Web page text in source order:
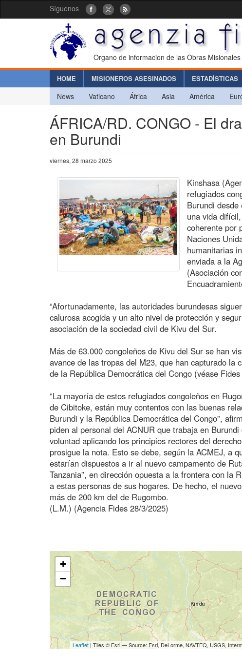
Síguenos
Organo de informacion de las Obras
HOME MISIONEROS ASESINADOS ESTADÍSTICAS
News Vaticano África Asia América
ÁFRICA/RD. CONGO - El
en Burundi
viernes, 28 marzo 2025
Kinshasa
refugiados
Burundi
una vida
coherente por
Naciones
humanitarias
enviada a la
(Asociación
“Afortunadamente, las autoridades burundesas
calurosa acogida y un alto nivel de protección y
asociación de la sociedad civil de Kivu del Sur.
Más de 63.000 congoleños de Kivu del Sur se han
avance de las tropas del M23, que han capturado la
de la República Democrática del Congo (véase
“La mayoría de estos refugiados congoleños en
de Cibitoke, están muy contentos con las buenas
Burundi y la República Democrática del Congo”,
piden al personal del ACNUR que trabaja en
voluntad aplicando los principios rectores del
prosigue la nota. Esto se debe, según la ACMEJ, a
estarían dispuestos a ir al nuevo campamento de
Tanzania”, en dirección opuesta a la frontera con la
a estas personas de sus hogares. De hecho, el
más de 200 km del de Rugombo.
(L.M.) (Agencia Fides 28/3/2025)
+
−
Leaflet| Tiles © Esri — Source: Esri, DeLorme, NAVTEQ, USGS,